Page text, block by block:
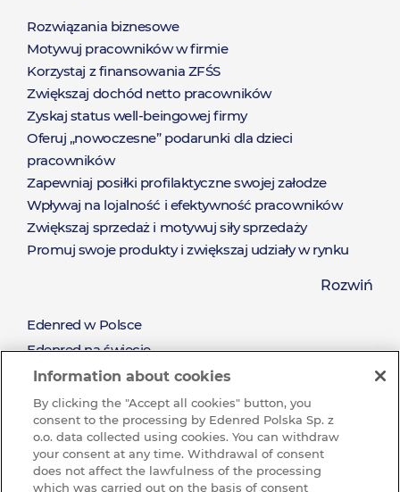
Rozwiązania
Rozwiązania biznesowe
Motywuj pracowników w firmie
Korzystaj z finansowania ZFŚS
Zwiększaj dochód netto pracowników
Zyskaj status well-beingowej firmy
Oferuj „nowoczesne” podarunki dla dzieci
pracowników
Zapewniaj posiłki profilaktyczne swojej załodze
Wpływaj na lojalność i efektywność pracowników
Zwiększaj sprzedaż i motywuj siły sprzedaży
Promuj swoje produkty i zwiększaj udziały w rynku
Pozyskaj nowych klientów i zadbaj o relacje z
Rozwiń
O
Edenred
Edenred w Polsce
Edenred na świecie
Misja i wartości
Zrównoważony rozwój (CSR)
Pracuj w Grupie Edenred
Dlaczego warto u nas pracować?
Ochrona sygnalistów w Edenred
Information about cookies
By clicking the "Accept all cookies" button, you
consent to the processing by Edenred Polska Sp. z
o.o. data collected using cookies. You can withdraw
your consent at any time. Withdrawal of consent
does not affect the lawfulness of the processing
which was carried out on the basis of consent